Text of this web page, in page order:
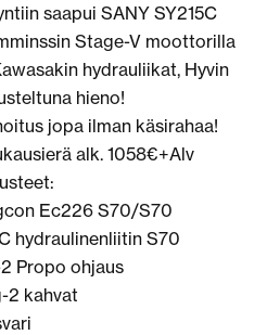
saapui SANY SY215C
Stage-V moottorilla
hydrauliikat, Hyvin
hieno!
jopa ilman käsirahaa!
alk. 1058€+Alv
Ec226 S70/S70
hydraulinenliitin S70
Propo ohjaus
2 kahvat